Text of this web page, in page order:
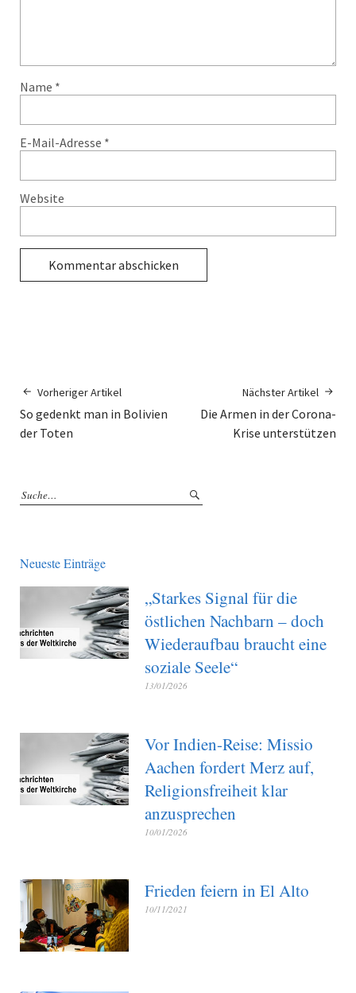
Name *
E-Mail-Adresse *
Website
Vorheriger Artikel
So gedenkt man in Bolivien
der Toten
Nächster Artikel
Die Armen in der Corona-
Krise unterstützen
Neueste Einträge
„Starkes Signal für die
östlichen Nachbarn – doch
Wiederaufbau braucht eine
soziale Seele“
13/01/2026
Vor Indien-Reise: Missio
Aachen fordert Merz auf,
Religionsfreiheit klar
anzusprechen
10/01/2026
Frieden feiern in El Alto
10/11/2021